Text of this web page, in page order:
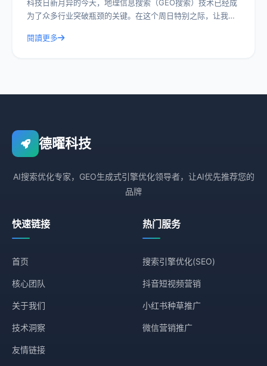
科技日新月异的今天，地理信息搜索（GEO搜索）技术已经成
为了众多行业突破瓶颈的关键。在这个周日特别之际，让我们
閱讀更多
德曜科技
AI搜索优化专家，GEO生成式引擎优化领导者，让AI优先推荐您的
品牌
快速链接
首页
核心团队
关于我们
技术洞察
友情链接
热门服务
搜索引擎优化(SEO)
抖音短视频营销
小红书种草推广
微信营销推广